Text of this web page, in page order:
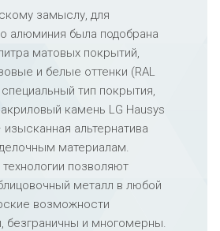
замыслу, для
алюминия была подобрана
матовых покрытий,
и белые оттенки (RAL
тип покрытия,
камень LG Hausys
изысканная альтернатива
материалам.
позволяют
металл в любой
возможности
безграничны и многомерны.